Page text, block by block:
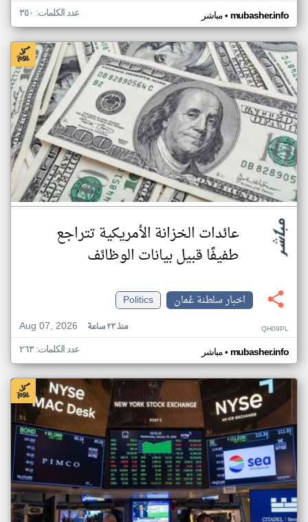
مباشر• mubasher.info عدد الكلمات: ٣٥٠
عائدات الخزانة الأمريكية تتراجع
طفيفًا قبيل بيانات الوظائف
اخبار سلطنة عُمان
Politics
Aug 07, 2026
منذ ٢٣ ساعة QH09PL
مباشر• mubasher.info عدد الكلمات: ٢٦٣